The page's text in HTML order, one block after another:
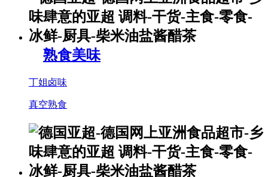
熟食美味
丁姐卤味
真空熟食